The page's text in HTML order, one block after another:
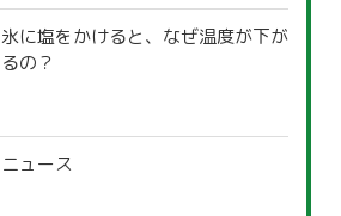
氷に塩をかけると、なぜ温度が下が
るの？
ニュース